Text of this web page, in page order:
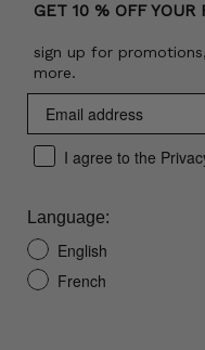
GET 10 % OFF YOUR
sign up for
more.
I agree to the
Language:
English
French